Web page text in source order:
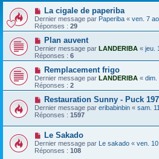
La cigale de paperiba
Dernier message par Paperiba « ven. 7
Réponses : 29
Plan auvent
Dernier message par LANDERIBA « jeu.
Réponses : 6
Remplacement frigo
Dernier message par LANDERIBA « dim.
Réponses : 2
Restauration Sunny - Puck
Dernier message par eribabinbin « sam.
Réponses : 1597
Le Sakado
Dernier message par Le sakado « ven.
Réponses : 108